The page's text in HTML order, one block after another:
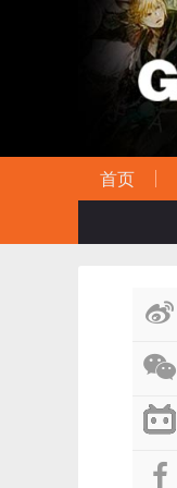
首页